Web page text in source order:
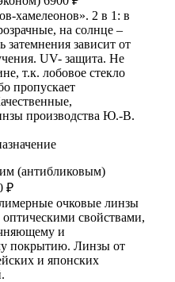
хамелеонов». 2 в 1: в
на солнце –
затемнения зависит от
UV- защита. Не
т.к. лобовое стекло
пропускает
производства Ю.-В.
(антибликовым)
₽
очковые линзы
свойствами,
и
покрытию. Линзы от
и японских